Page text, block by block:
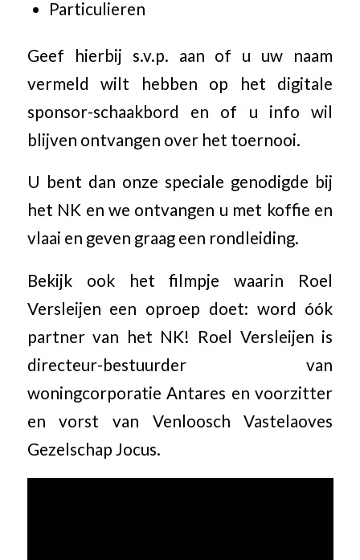
Particulieren
Geef hierbij s.v.p. aan of u uw naam
vermeld wilt hebben op het digitale
sponsor-schaakbord en of u info wil
blijven ontvangen over het toernooi.
U bent dan onze speciale genodigde bij
het NK en we ontvangen u met koffie en
vlaai en geven graag een rondleiding.
Bekijk ook het filmpje waarin Roel
Versleijen een oproep doet: word óók
partner van het NK! Roel Versleijen is
directeur-bestuurder van
woningcorporatie Antares en voorzitter
en vorst van Venloosch Vastelaoves
Gezelschap Jocus.